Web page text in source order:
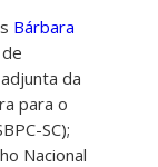
Bárbara
da
para o
SC);
Nacional